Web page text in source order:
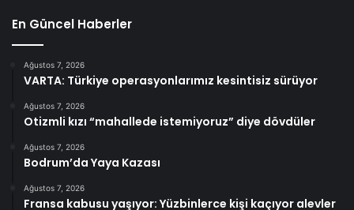
En Güncel Haberler
Ağustos 7, 2026
VARTA: Türkiye operasyonlarımız kesintisiz sürüyor
Ağustos 7, 2026
Otizmli kızı “mahallede istemiyoruz” diye dövdüler
Ağustos 7, 2026
Bodrum’da Yaya Kazası
Ağustos 7, 2026
Fransa kabusu yaşıyor: Yüzbinlerce kişi kaçıyor alevler